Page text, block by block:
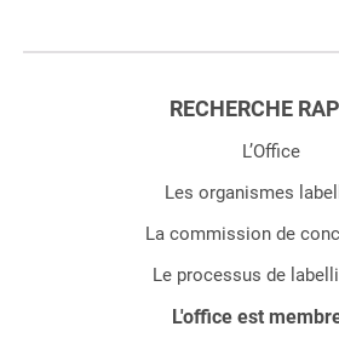
RECHERCHE
L’Office
Les organismes
La commission de
Le processus de
L'office est